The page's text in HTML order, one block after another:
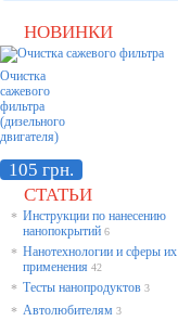
НОВИНКИ
Очистка
сажевого
фильтра
(дизельного
двигателя)
105 грн.
СТАТЬИ
* Инструкции по нанесению
нанопокрытий 6
* Нанотехнологии и сферы их
применения 42
* Тесты нанопродуктов 3
* Автолюбителям 3